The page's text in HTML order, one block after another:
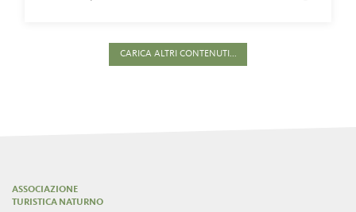
CARICA ALTRI CONTENUTI...
ASSOCIAZIONE
TURISTICA NATURNO